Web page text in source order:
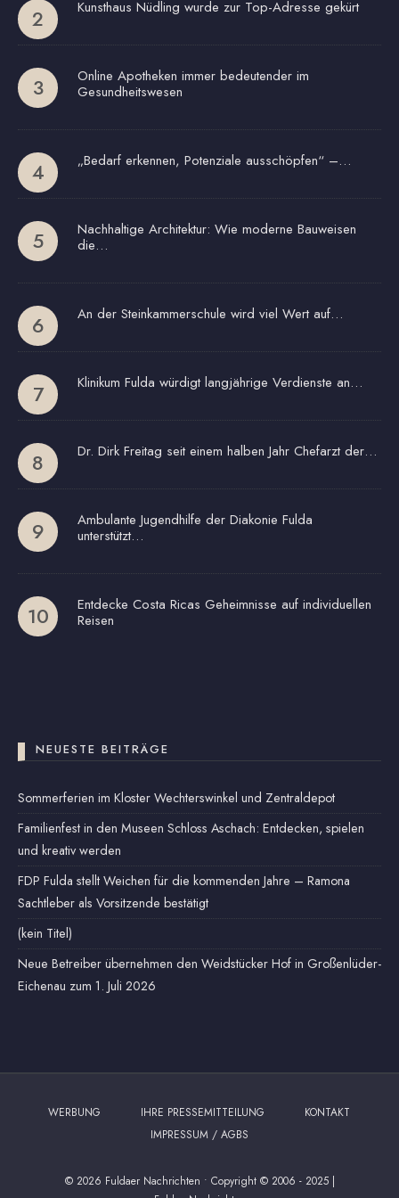
Kunsthaus Nüdling wurde zur Top-Adresse gekürt
Online Apotheken immer bedeutender im
Gesundheitswesen
„Bedarf erkennen, Potenziale ausschöpfen“ –…
Nachhaltige Architektur: Wie moderne Bauweisen
die…
An der Steinkammerschule wird viel Wert auf…
Klinikum Fulda würdigt langjährige Verdienste an…
Dr. Dirk Freitag seit einem halben Jahr Chefarzt der…
Ambulante Jugendhilfe der Diakonie Fulda
unterstützt…
Entdecke Costa Ricas Geheimnisse auf individuellen
Reisen
NEUESTE BEITRÄGE
Sommerferien im Kloster Wechterswinkel und Zentraldepot
Familienfest in den Museen Schloss Aschach: Entdecken, spielen
und kreativ werden
FDP Fulda stellt Weichen für die kommenden Jahre – Ramona
Sachtleber als Vorsitzende bestätigt
(kein Titel)
Neue Betreiber übernehmen den Weidstücker Hof in Großenlüder-
Eichenau zum 1. Juli 2026
WERBUNG IHRE PRESSEMITTEILUNG
KONTAKT
IMPRESSUM / AGBS
© 2026 Fuldaer Nachrichten • Copyright © 2006 - 2025 |